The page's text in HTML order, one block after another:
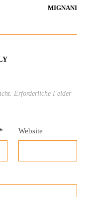
MIGNANI
Erforderliche Felder
* Website